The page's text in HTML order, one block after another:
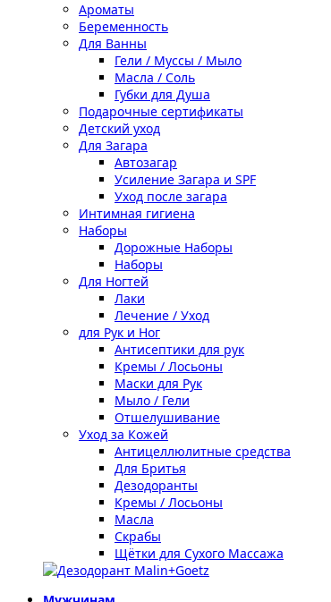
Ароматы
Беременность
Для Ванны
Гели / Муссы / Мыло
Масла / Соль
Губки для Душа
Подарочные сертификаты
Детский уход
Для Загара
Автозагар
Усиление Загара и SPF
Уход после загара
Интимная гигиена
Наборы
Дорожные Наборы
Наборы
Для Ногтей
Лаки
Лечение / Уход
для Рук и Ног
Антисептики для рук
Кремы / Лосьоны
Маски для Рук
Мыло / Гели
Отшелушивание
Уход за Кожей
Антицеллюлитные средства
Для Бритья
Дезодоранты
Кремы / Лосьоны
Масла
Скрабы
Щётки для Сухого Массажа